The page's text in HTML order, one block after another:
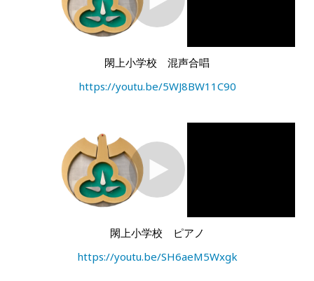
閖上小学校 混声合唱
https://youtu.be/5WJ8BW11C90
閖上小学校 ピアノ
https://youtu.be/SH6aeM5Wxgk